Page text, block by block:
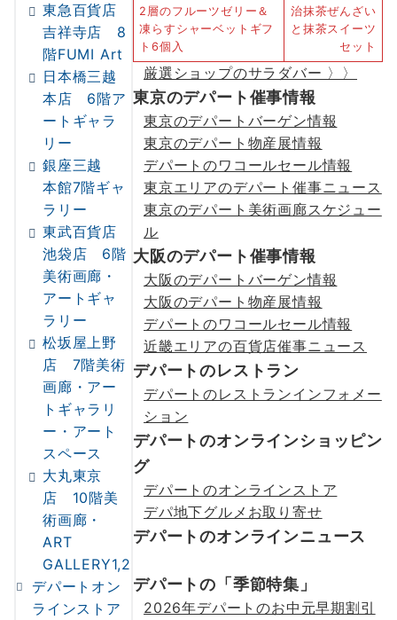
東急百貨店
吉祥寺店 8
階FUMI Art
日本橋三越
本店 6階ア
ートギャラ
リー
銀座三越
本館7階ギャ
ラリー
東武百貨店
池袋店 6階
美術画廊・
アートギャ
ラリー
松坂屋上野
店 7階美術
画廊・アー
トギャラリ
ー・アート
スペース
大丸東京
店 10階美
術画廊・
ART
GALLERY1,2
デパートオン
ラインストア
厳選ショップのサラダバー 〉〉
東京のデパート催事情報
東京のデパートバーゲン情報
東京のデパート物産展情報
デパートのワコールセール情報
東京エリアのデパート催事ニュース
東京のデパート美術画廊スケジュー
ル
大阪のデパート催事情報
大阪のデパートバーゲン情報
大阪のデパート物産展情報
デパートのワコールセール情報
近畿エリアの百貨店催事ニュース
デパートのレストラン
デパートのレストランインフォメー
ション
デパートのオンラインショッピン
グ
デパートのオンラインストア
デパ地下グルメお取り寄せ
デパートのオンラインニュース
デパートの「季節特集」
2026年デパートのお中元早期割引